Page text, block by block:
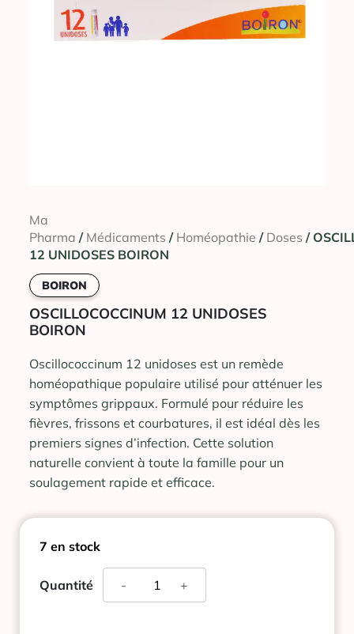
Ma
Pharma / Médicaments / Homéopathie / Doses /
12 UNIDOSES BOIRON
BOIRON
OSCILLOCOCCINUM 12 UNIDOSES
BOIRON
Oscillococcinum 12 unidoses est un remède
homéopathique populaire utilisé pour atténuer les
symptômes grippaux. Formulé pour réduire les
fièvres, frissons et courbatures, il est idéal dès les
premiers signes d’infection. Cette solution
naturelle convient à toute la famille pour un
soulagement rapide et efficace.
7 en stock
Quantité +
quantité
-